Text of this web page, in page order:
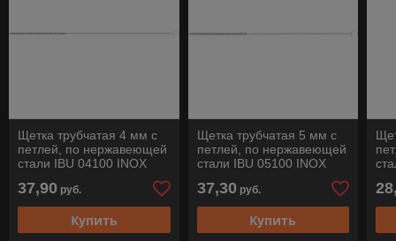
Щетка трубчатая 4 мм с
петлей, по нержавеющей
стали IBU 04100 INOX
37,90 руб.
Купить
Щетка трубчатая 5 мм с
петлей, по нержавеющей
стали IBU 05100 INOX
37,30 руб.
Купить